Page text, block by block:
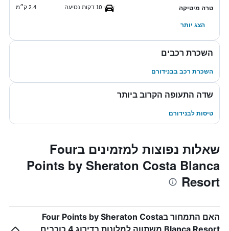
טרה מיטיקה 10 דקות נסיעה 2.4 ק״מ
הצג יותר
השכרת רכבים
השכרת רכב בבנידורם
שדה התעופה הקרוב ביותר
טיסות לבנידורם
שאלות נפוצות למזמינים בFour
Points by Sheraton Costa Blanca
Resort
האם התמחור בFour Points by Sheraton Costa
Blanca Resort משתווה למלונות בדירוג 4 כוכבים